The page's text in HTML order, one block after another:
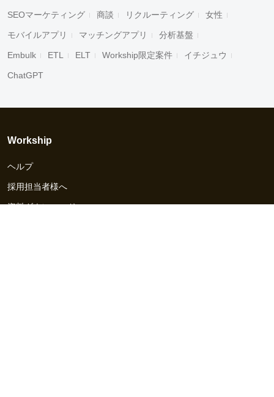
SEOマーケティング 商談 リクルーティング 女性
モバイルアプリ マッチングアプリ 分析基盤
Embulk ETL ELT Workship限定案件 イチジュウ
ChatGPT
Workship
ヘルプ
採用担当者様へ
資料ダウンロード